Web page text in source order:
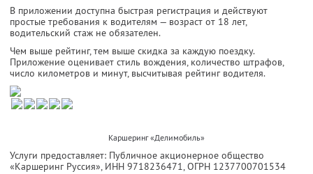
В приложении доступна быстрая регистрация и действуют
простые требования к водителям — возраст от 18 лет,
водительский стаж не обязателен.
Чем выше рейтинг, тем выше скидка за каждую поездку.
Приложение оценивает стиль вождения, количество штрафов,
число километров и минут, высчитывая рейтинг водителя.
Каршеринг «Делимобиль»
Услуги предоставляет: Публичное акционерное общество
«Каршеринг Руссия», ИНН 9718236471, ОГРН 1237700701534